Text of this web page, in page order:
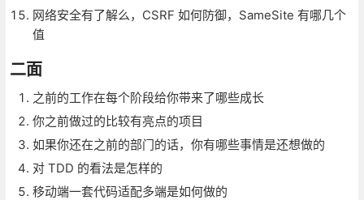
网络安全有了解么，CSRF 如何防御，SameSite 有哪几个
值
二面
之前的工作在每个阶段给你带来了哪些成长
你之前做过的比较有亮点的项目
如果你还在之前的部门的话，你有哪些事情是还想做的
对 TDD 的看法是怎样的
移动端一套代码适配多端是如何做的